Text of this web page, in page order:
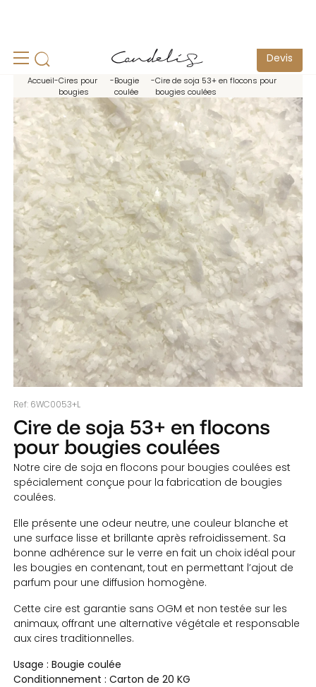
Devis
Accueil-Cires pour
bougies
-Bougie
coulée
-Cire de soja 53+ en flocons pour
bougies coulées
Ref: 6WC0053+L
Cire de soja 53+ en flocons
pour bougies coulées
Notre cire de soja en flocons pour bougies coulées est
spécialement conçue pour la fabrication de bougies
coulées.
Elle présente une odeur neutre, une couleur blanche et
une surface lisse et brillante après refroidissement. Sa
bonne adhérence sur le verre en fait un choix idéal pour
les bougies en contenant, tout en permettant l’ajout de
parfum pour une diffusion homogène.
Cette cire est garantie sans OGM et non testée sur les
animaux, offrant une alternative végétale et responsable
aux cires traditionnelles.
Usage :Bougie coulée
Conditionnement : Carton de 20 KG